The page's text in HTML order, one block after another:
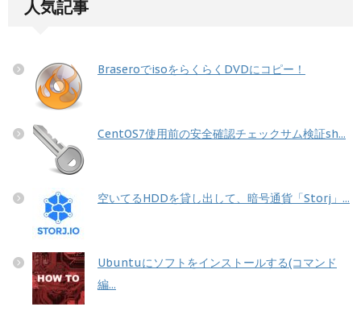
人気記事
BraseroでisoをらくらくDVDにコピー！
CentOS7使用前の安全確認チェックサム検証sh...
空いてるHDDを貸し出して、暗号通貨「Storj」...
Ubuntuにソフトをインストールする(コマンド
編...